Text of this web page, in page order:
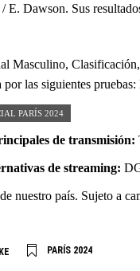
E. Dawson. Sus
Masculino, Clasificación,
por las siguientes
PARÍS 2024
de transmisión:
de streaming:
nuestro país. Sujeto a
PARÍS 2024